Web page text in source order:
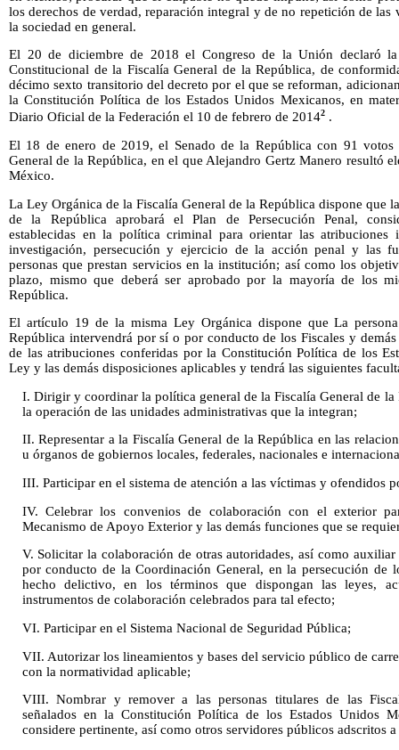
los derechos de verdad, reparación integral y de no repetición de
la sociedad en general.
El 20 de diciembre de 2018 el Congreso de la Unión declaró
Constitucional de la Fiscalía General de la República, de
décimo sexto transitorio del decreto por el que se reforman,
la Constitución Política de los Estados Unidos Mexicanos, en
Diario Oficial de la Federación el 10 de febrero de 20142 .
El 18 de enero de 2019, el Senado de la República con 91
General de la República, en el que Alejandro Gertz Manero resultó
México.
La Ley Orgánica de la Fiscalía General de la República dispone que
de la República aprobará el Plan de Persecución Penal,
establecidas en la política criminal para orientar las atribuciones
investigación, persecución y ejercicio de la acción penal y las
personas que prestan servicios en la institución; así como los
plazo, mismo que deberá ser aprobado por la mayoría de los
República.
El artículo 19 de la misma Ley Orgánica dispone que La
República intervendrá por sí o por conducto de los Fiscales y
de las atribuciones conferidas por la Constitución Política de los
Ley y las demás disposiciones aplicables y tendrá las siguientes
I. Dirigir y coordinar la política general de la Fiscalía General de
la operación de las unidades administrativas que la integran;
II. Representar a la Fiscalía General de la República en las
u órganos de gobiernos locales, federales, nacionales e
III. Participar en el sistema de atención a las víctimas y ofendidos
IV. Celebrar los convenios de colaboración con el exterior
Mecanismo de Apoyo Exterior y las demás funciones que se
V. Solicitar la colaboración de otras autoridades, así como
por conducto de la Coordinación General, en la persecución de
hecho delictivo, en los términos que dispongan las leyes,
instrumentos de colaboración celebrados para tal efecto;
VI. Participar en el Sistema Nacional de Seguridad Pública;
VII. Autorizar los lineamientos y bases del servicio público de
con la normatividad aplicable;
VIII. Nombrar y remover a las personas titulares de las
señalados en la Constitución Política de los Estados Unidos
considere pertinente, así como otros servidores públicos adscritos